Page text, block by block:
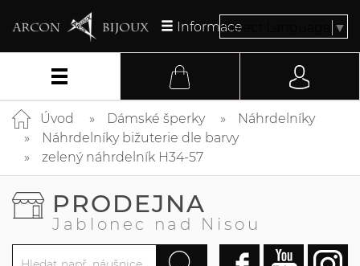
InformaceSelect Language ▼
Úvod Dámské šperky
Náhrdelníky
Náhrdelníky bižuterie dle barvy
zelený náhrdelník H34-57
PRODEJNA
Jablonec nad Nisou